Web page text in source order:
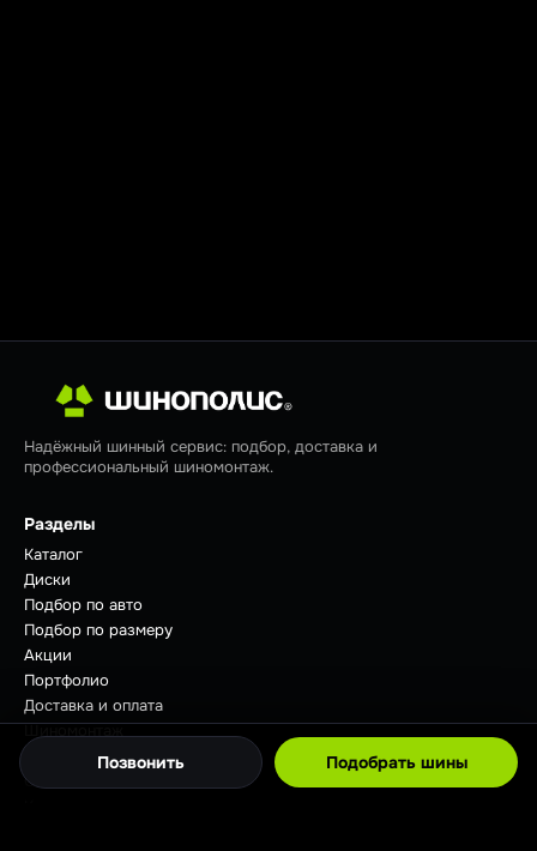
Позвонить Подобрать шины
Надёжный шинный сервис: подбор, доставка и
профессиональный шиномонтаж.
Разделы
Каталог
Диски
Подбор по авто
Подбор по размеру
Акции
Портфолио
Доставка и оплата
Шиномонтаж
Советы